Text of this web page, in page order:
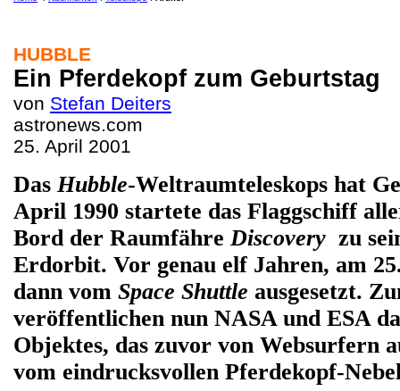
HUBBLE
Ein Pferdekopf zum Geburtstag
von Stefan Deiters
astronews.com
25. April 2001
DasHubble-Weltraumteleskops hat
April 1990 startete das Flaggschiff
Bord der RaumfähreDiscovery zu
Erdorbit. Vor genau elf Jahren, am
dann vom Space Shuttle ausgesetzt.
veröffentlichen nun NASA und ESA
Objektes, das zuvor von Websurfern
vom eindrucksvollen Pferdekopf-